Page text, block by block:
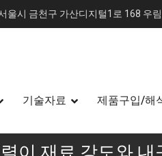
울시 금천구 가산디지털1로 168 우
기술자료 제품구입/해
이 재료 강도와